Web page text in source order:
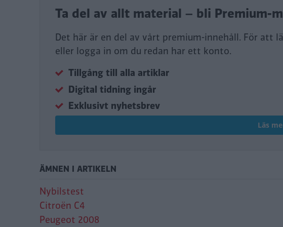
Ta del av allt material – bli Premium-
Det här är en del av vårt premium-innehåll. För att
eller logga in om du redan har ett konto.
Tillgång till alla artiklar
Digital tidning ingår
Exklusivt nyhetsbrev
Läs
ÄMNEN I ARTIKELN
Nybilstest
Citroën C4
Peugeot 2008